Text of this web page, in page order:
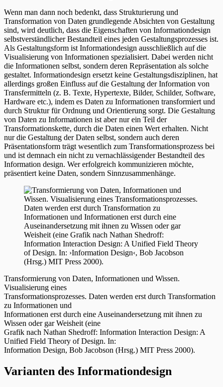
Wenn man dann noch bedenkt, dass Strukturierung und
Transformation von Daten grundlegende Absichten von Gestaltung
sind, wird deutlich, dass die Eigenschaften von Informationdesign
selbstverständlicher Bestandteil eines jeden Gestaltungsprozesses ist.
Als Gestaltungsform ist Informationdesign ausschließlich auf die
Visualisierung von Informationen spezialisiert. Dabei werden nicht
die Informationen selbst, sondern deren Repräsentation als solche
gestaltet. Informationdesign ersetzt keine Gestaltungsdisziplinen, hat
allerdings großen Einfluss auf die Gestaltung der Information von
Transfermitteln (z. B. Texte, Hypertexte, Bilder, Schilder, Software,
Hardware etc.), indem es Daten zu Informationen transformiert und
durch Struktur für Ordnung und Orientierung sorgt. Die Gestaltung
von Daten zu Informationen ist aber nur ein Teil der
Transformationskette, durch die Daten einen Wert erhalten. Nicht
nur die Gestaltung der Daten selbst, sondern auch deren
Präsentationsform trägt wesentlich zum Transformationsprozess bei
und ist demnach ein nicht zu vernachlässigender Bestandteil des
Information design. Wer erfolgreich kommunizieren möchte,
präsentiert keine Daten, sondern Sinnzusammenhänge.
Transformierung von Daten, Informationen und Wissen.
Visualisierung eines
Transformationsprozesses. Daten werden erst durch Transformation
zu Informationen und
Informationen erst durch eine Auseinandersetzung mit ihnen zu
Wissen oder gar Weisheit (eine
Grafik nach Nathan Shedroff: Information Interaction Design: A
Unified Field Theory of Design. In:
Information Design, Bob Jacobson (Hrsg.) MIT Press 2000).
Varianten des Informationdesign